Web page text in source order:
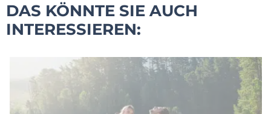
DAS KÖNNTE SIE AUCH
INTERESSIEREN: